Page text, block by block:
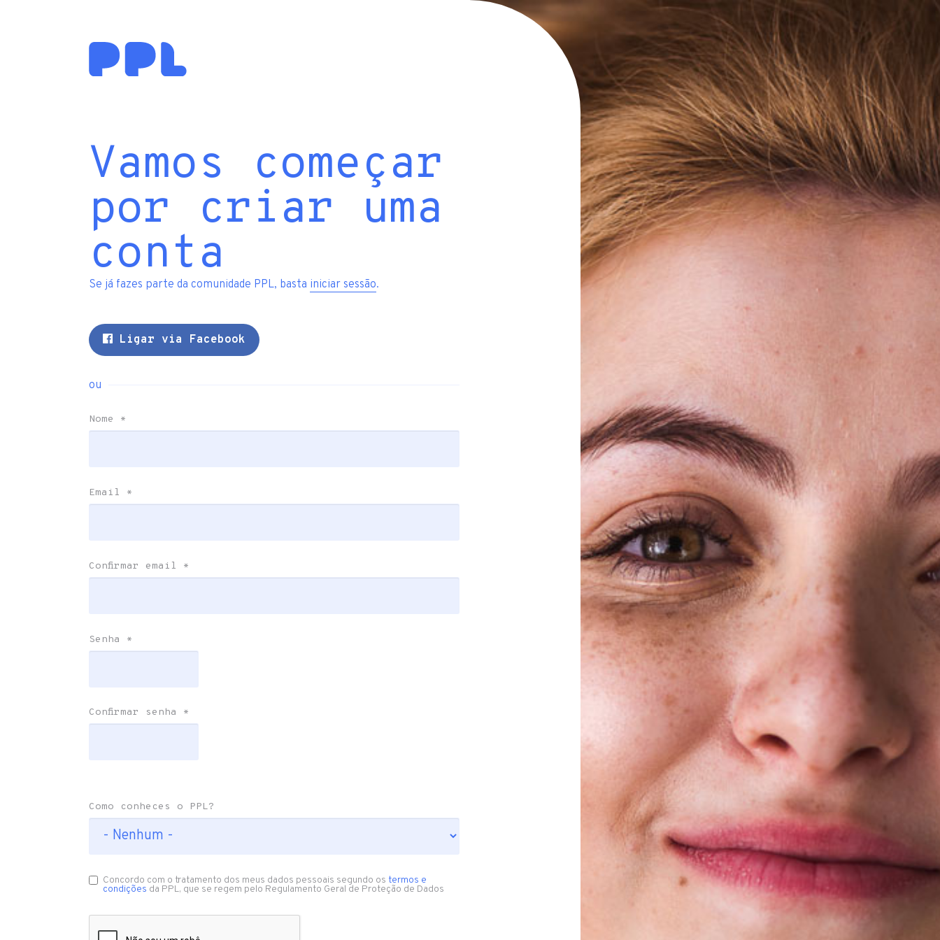
Vamos começar
por criar uma
conta
Se já fazes parte da comunidade PPL, basta iniciar sessão.
Ligar via Facebook
ou
Nome *
Email *
Confirmar email *
Senha *
Confirmar senha *
Como conheces o PPL?
Concordo com o tratamento dos meus dados pessoais segundo os termos e
condições da PPL, que se regem pelo Regulamento Geral de Proteção de Dados